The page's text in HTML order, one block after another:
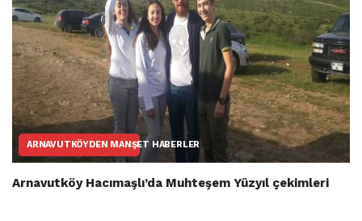
ARNAVUTKÖYDEN MANŞET HABERLER
Arnavutköy Hacımaşlı’da Muhteşem Yüzyıl çekimleri